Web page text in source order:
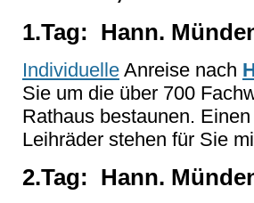
1.Tag: Hann.
Individuelle Anreise nach
Sie um die über 700
Rathaus bestaunen.
Leihräder stehen für Sie
2.Tag: Hann.